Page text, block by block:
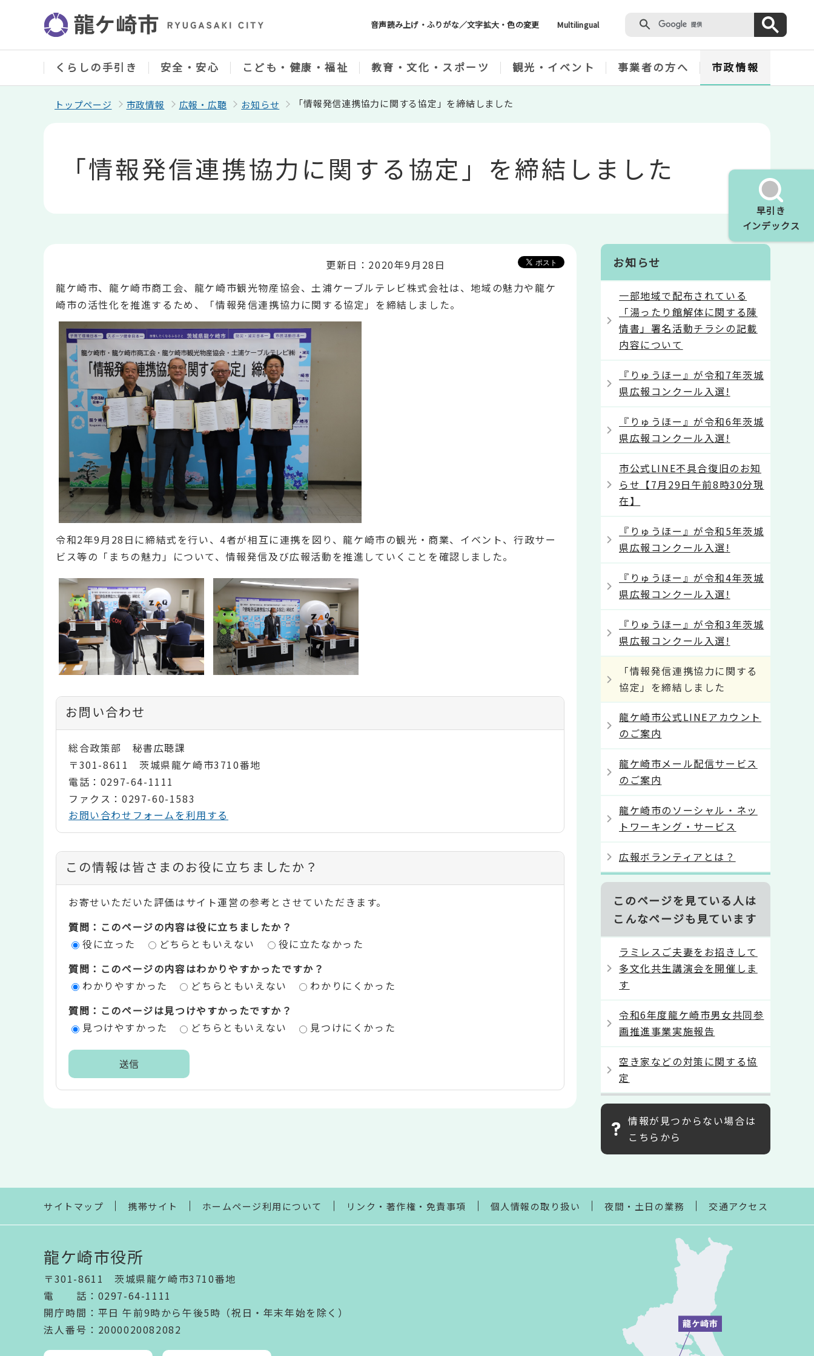
ジ
音声読み上げ・ふりがな／文字拡大・色の変更 Multilingual
早引き
インデックス
くらしの手引き 安全・安心 こども・健康・福祉 教育・文化・スポーツ 観光・イベント 事業者の方へ 市政情報
トップページ 市政情報 広報・広聴 お知らせ 「情報発信連携協力に関する協定」を締結しました
「情報発信連携協力に関する協定」を締結しました
更新日：2020年9月28日
龍ケ崎市、龍ケ崎市商工会、龍ケ崎市観光物産協会、土浦ケーブルテレビ株式会社は、地域の魅力や龍ケ
崎市の活性化を推進するため、「情報発信連携協力に関する協定」を締結しました。
令和2年9月28日に締結式を行い、4者が相互に連携を図り、龍ケ崎市の観光・商業、イベント、行政サー
ビス等の「まちの魅力」について、情報発信及び広報活動を推進していくことを確認しました。
お問い合わせ
総合政策部 秘書広聴課
〒301-8611 茨城県龍ケ崎市3710番地
電話：0297-64-1111
ファクス：0297-60-1583
お問い合わせフォームを利用する
コ
ン
テ
ン
評
エ
この情報は皆さまのお役に立ちましたか？
お寄せいただいた評価はサイト運営の参考とさせていただきます。
質問：このページの内容は役に立ちましたか？
役に立った
どちらともいえない
役に立たなかった
質問：このページの内容はわかりやすかったですか？
わかりやすかった
どちらともいえない
わかりにくかった
質問：このページは見つけやすかったですか？
見つけやすかった
どちらともいえない 見つけにくかった
お知らせ
一部地域で配布されている
「湯ったり館解体に関する陳
情書」署名活動チラシの記載
内容について
『りゅうほー』が令和7年茨城
県広報コンクール入選!
『りゅうほー』が令和6年茨城
県広報コンクール入選!
市公式LINE不具合復旧のお知
らせ【7月29日午前8時30分現
在】
『りゅうほー』が令和5年茨城
県広報コンクール入選!
『りゅうほー』が令和4年茨城
県広報コンクール入選!
『りゅうほー』が令和3年茨城
県広報コンクール入選!
「情報発信連携協力に関する
協定」を締結しました
龍ケ崎市公式LINEアカウント
のご案内
龍ケ崎市メール配信サービス
のご案内
龍ケ崎市のソーシャル・ネッ
トワーキング・サービス
広報ボランティアとは？
このページを見ている人は
こんなページも見ています
ラミレスご夫妻をお招きして
多文化共生講演会を開催しま
す
令和6年度龍ケ崎市男女共同参
画推進事業実施報告
空き家などの対策に関する協
定
情報が見つからない場合は
こちらから
サイトマップ 携帯サイト ホームページ利用について リンク・著作権・免責事項 個人情報の取り扱い 夜間・土日の業務 交通アクセス
龍ケ崎市役所
〒301-8611 茨城県龍ケ崎市3710番地
電話 ： 0297-64-1111
開庁時間 ： 平日 午前9時から午後5時（祝日・年末年始を除く）
法人番号 ：2000020082082